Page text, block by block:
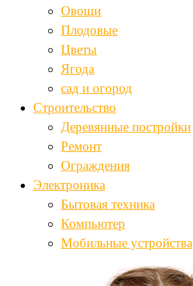
Овощи
Плодовые
Цветы
Ягода
сад и огород
Строительство
Деревянные постройки
Ремонт
Ограждения
Электроника
Бытовая техника
Компьютер
Мобильные устройства